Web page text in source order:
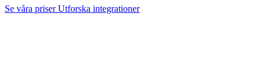
Se våra priserUtforska integrationer